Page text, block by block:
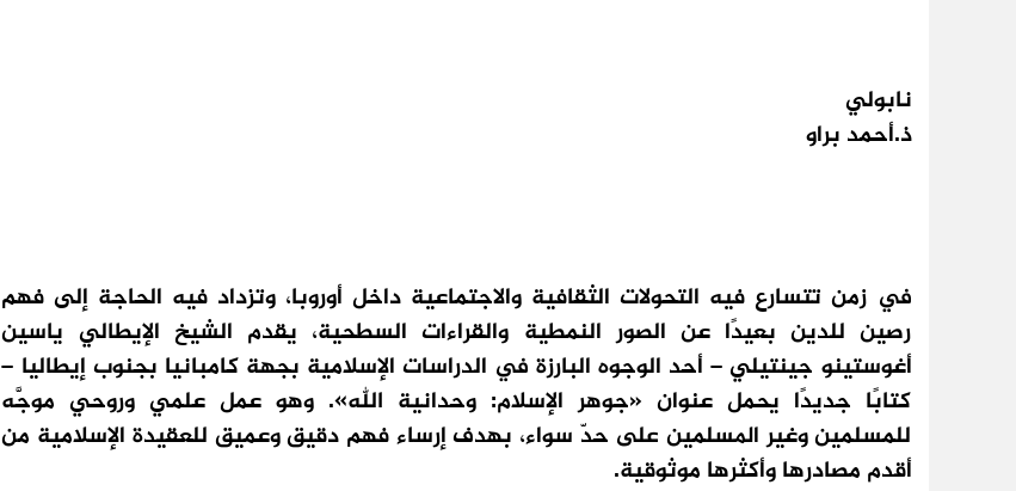
نابولي
ذ.أحمد براو
في زمن تتسارع فيه التحولات الثقافية والاجتماعية داخل أوروبا، وتزداد فيه الحاجة إلى فهم
رصين للدين بعيدًا عن الصور النمطية والقراءات السطحية، يقدم الشيخ الإيطالي ياسين
أغوستينو جينتيلي – أحد الوجوه البارزة في الدراسات الإسلامية بجهة كامبانيا بجنوب إيطاليا –
كتابًا جديدًا يحمل عنوان «جوهر الإسلام: وحدانية الله». وهو عمل علمي وروحي موجَّه
للمسلمين وغير المسلمين على حدّ سواء، بهدف إرساء فهم دقيق وعميق للعقيدة الإسلامية من
أقدم مصادرها وأكثرها موثوقية.